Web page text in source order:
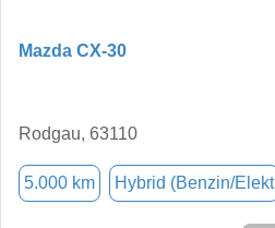
Mazda CX-30
Rodgau, 63110
5.000 km Hybrid (Benzin/Elekt